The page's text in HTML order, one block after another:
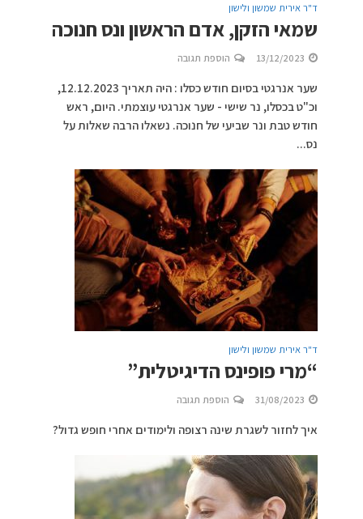
ד"ר אירית שמשון ולישון
שמאי הזקן, אדם הראשון ונס חנוכה
13/12/2023 הוספת תגובה
שער אנרגטי בסיום חודש כסלו : היה תאריך 12.12.2023,
וכ"ט בכסלו, נר שישי - שער אנרגטי עוצמתי. היום, ראש
חודש טבת ונר שביעי של חנוכה. נשאלו הרבה שאלות על
נס...
ד"ר אירית שמשון ולישון
“מרי פופינס הדיגיטלית”
31/08/2023 הוספת תגובה
איך לחזור לשגרת שינה רצופה ולימודים אחרי חופש גדול?